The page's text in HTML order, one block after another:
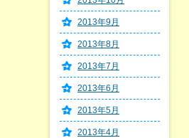
2013年9月
2013年8月
2013年7月
2013年6月
2013年5月
2013年4月